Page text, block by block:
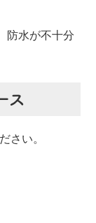
防水が不十分
ス
さい。